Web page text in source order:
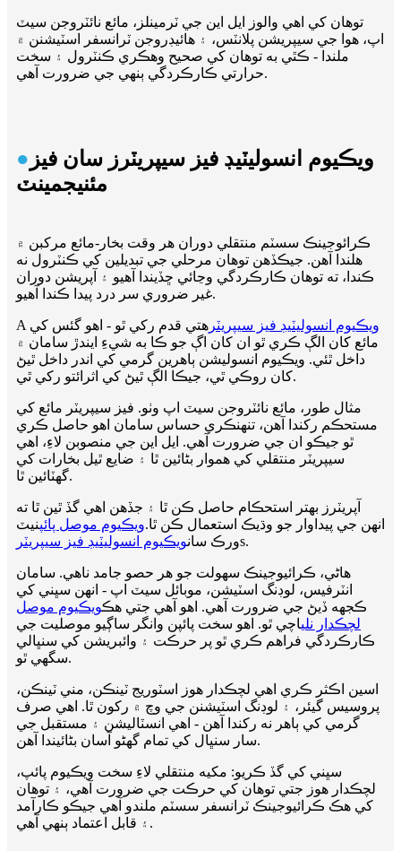
توهان کي اهي والوز ايل اين جي ٽرمينلز، مائع نائٽروجن سيٽ
اپ، هوا جي سيپريشن پلانٽس، ۽ هائيڊروجن ٽرانسفر اسٽيشنن ۾
ملندا - ڪٿي به توهان کي صحيح وهڪري ڪنٽرول ۽ سخت
حرارتي ڪارڪردگي ٻنهي جي ضرورت آهي.
● ويڪيوم انسوليٽيڊ فيز سيپريٽرز سان فيز
مئنيجمينٽ
ڪرائوجينڪ سسٽم منتقلي دوران هر وقت بخار-مائع مرکبن ۾
هلندا آهن. جيڪڏهن توهان مرحلي جي تبديلين کي ڪنٽرول نه
ڪندا، ته توهان ڪارڪردگي وڃائي ڇڏيندا آهيو ۽ آپريشن دوران
غير ضروري سر درد پيدا ڪندا آهيو.
A ويڪيوم انسوليٽيڊ فيز سيپريٽر هتي قدم رکي ٿو - اهو گئس کي
مائع کان الڳ ڪري ٿو ان کان اڳ جو ڪا به شيءِ ايندڙ سامان ۾
داخل ٿئي. ويڪيوم انسوليشن ٻاهرين گرمي کي اندر داخل ٿيڻ
کان روڪي ٿي، جيڪا الڳ ٿيڻ کي اثرائتو رکي ٿي.
مثال طور، مائع نائٽروجن سيٽ اپ وٺو. فيز سيپريٽر مائع کي
مستحڪم رکندا آهن، تنهنڪري حساس سامان اهو حاصل ڪري
ٿو جيڪو ان جي ضرورت آهي. ايل اين جي منصوبن لاءِ، اهي
سيپريٽر منتقلي کي هموار بڻائين ٿا ۽ ضايع ٿيل بخارات کي
گهٽائين ٿا.
آپريٽرز بهتر استحڪام حاصل ڪن ٿا ۽ جڏهن اهي گڏ ٿين ٿا ته
انهن جي پيداوار جو وڌيڪ استعمال ڪن ٿا.ويڪيوم موصل پائپنيٽ
ورڪ سانويڪيوم انسوليٽيڊ فيز سيپريٽر s.
هاڻي، ڪرائيوجينڪ سهولت جو هر حصو جامد ناهي. سامان
انٽرفيس، لوڊنگ اسٽيشن، موبائل سيٽ اپ - انهن سڀني کي
ڪجهه ڏيڻ جي ضرورت آهي. اهو آهي جتي هڪويڪيوم موصل
لچڪدار نلياچي ٿو. اهو سخت پائپن وانگر ساڳيو موصليت جي
ڪارڪردگي فراهم ڪري ٿو پر حرڪت ۽ وائبريشن کي سنڀالي
سگهي ٿو.
اسين اڪثر ڪري اهي لچڪدار هوز اسٽوريج ٽينڪن، مني ٽينڪن،
پروسيس گيئر، ۽ لوڊنگ اسٽيشنن جي وچ ۾ رکون ٿا. اهي صرف
گرمي کي ٻاهر نه رکندا آهن - اهي انسٽاليشن ۽ مستقبل جي
سار سنڀال کي تمام گهڻو آسان بڻائيندا آهن.
سڀني کي گڏ ڪريو: مکيه منتقلي لاءِ سخت ويڪيوم پائپ،
لچڪدار هوز جتي توهان کي حرڪت جي ضرورت آهي، ۽ توهان
کي هڪ ڪرائيوجينڪ ٽرانسفر سسٽم ملندو آهي جيڪو ڪارآمد
۽ قابل اعتماد ٻنهي آهي.